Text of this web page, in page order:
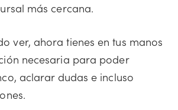
más cercana.
ver, ahora tienes en tus manos
necesaria para poder
aclarar dudas e incluso